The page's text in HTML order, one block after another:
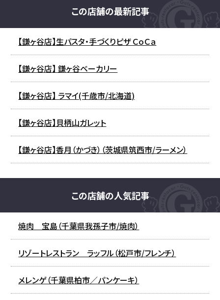
この店舗の最新記事
【鎌ヶ谷店】生パスタ・手づくりピザ ＣｏＣａ
【鎌ヶ谷店】 鎌ヶ谷ベーカリー
【鎌ヶ谷店】 ラマイ(千歳市/北海道)
【鎌ヶ谷店】貝柄山ガレット
【鎌ヶ谷店】香月（かづき）（茨城県筑西市/ラーメン）
この店舗の人気記事
焼肉 宝島（千葉県我孫子市/焼肉）
リゾートレストラン ラッフル（松戸市/フレンチ）
メレンゲ（千葉県柏市／パンケーキ）